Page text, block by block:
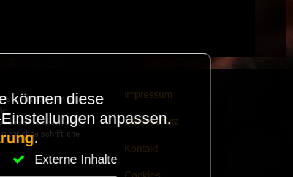
Seite finanzieren die
habt schickt
ohne schriftliche
Impressum
Datenschutz
Kontakt
können diese
anpassen.
.
Externe Inhalte